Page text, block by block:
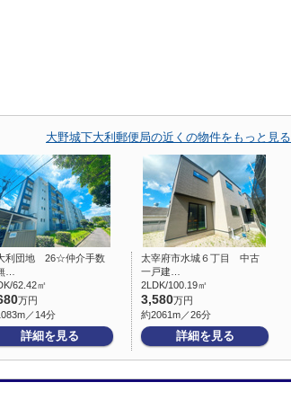
大野城下大利郵便局の近くの物件をもっと見る
利団地 26☆仲介手数
…
62.42㎡
万円
／14分
詳細を見る
太宰府市水城６丁目 中古
一戸建…
2LDK/100.19㎡
3,580万円
約2061m／26分
詳細を見る